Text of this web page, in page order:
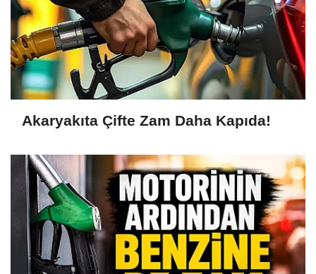
Akaryakıta Çifte Zam Daha Kapıda!